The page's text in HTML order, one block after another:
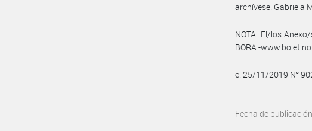
archívese. Gabriela
NOTA: El/los
BORA -
e. 25/11/2019 N°
Fecha de